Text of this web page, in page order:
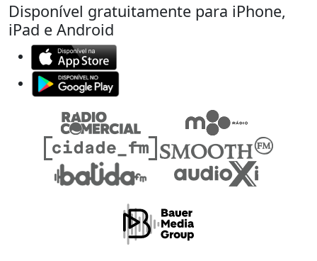
Disponível gratuitamente para iPhone,
iPad e Android